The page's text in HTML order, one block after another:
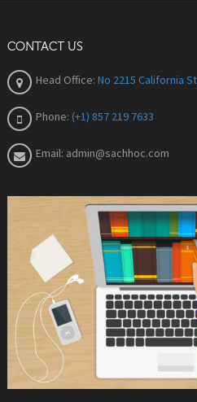
CONTACT US
Head Office: No 2215 California
Phone: (+1) 857 219 7633
Email: admin@sachhoc.com